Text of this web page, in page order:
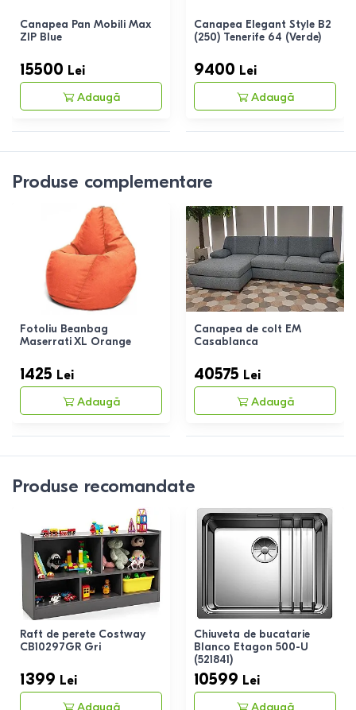
Canapea Pan Mobili Max
ZIP Blue
15500 Lei
Adaugă
Canapea Elegant Style B2
(250) Tenerife 64 (Verde)
9400 Lei
Adaugă
Produse complementare
Fotoliu Beanbag
Maserrati XL Orange
1425 Lei
Adaugă
Canapea de colt EM
Casablanca
40575 Lei
Adaugă
Produse recomandate
Raft de perete Costway
CB10297GR Gri
1399 Lei
Adaugă
Chiuveta de bucatarie
Blanco Etagon 500-U
(521841)
10599 Lei
Adaugă